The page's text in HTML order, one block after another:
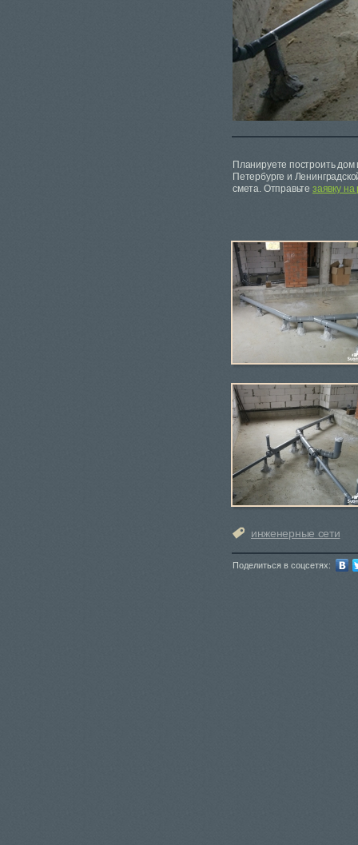
Планируете построить
Петербурге и
смета. Отправьте заявку на
инженерные сети
Поделиться в соцсетях: